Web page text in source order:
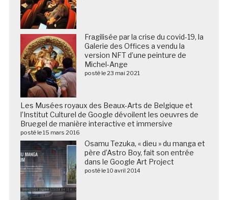
Fragilisée par la crise du covid-19, la
Galerie des Offices a vendu la
version NFT d’une peinture de
Michel-Ange
posté le 23 mai 2021
Les Musées royaux des Beaux-Arts de Belgique et
l’Institut Culturel de Google dévoilent les oeuvres de
Bruegel de manière interactive et immersive
posté le 15 mars 2016
Osamu Tezuka, « dieu » du manga et
père d’Astro Boy, fait son entrée
dans le Google Art Project
posté le 10 avril 2014